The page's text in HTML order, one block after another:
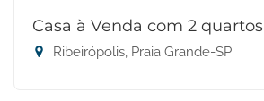
Casa à Venda com 2 quartos
Ribeirópolis, Praia Grande-SP